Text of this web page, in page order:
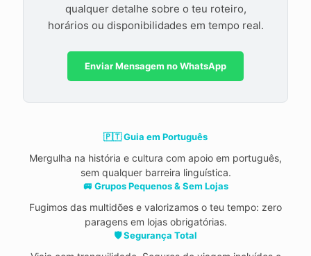
qualquer detalhe sobre o teu roteiro,
horários ou disponibilidades em tempo real.
Enviar Mensagem no WhatsApp
🇵🇹 Guia em Português
Mergulha na história e cultura com apoio em português,
sem qualquer barreira linguística.
🚐 Grupos Pequenos & Sem Lojas
Fugimos das multidões e valorizamos o teu tempo: zero
paragens em lojas obrigatórias.
🛡️ Segurança Total